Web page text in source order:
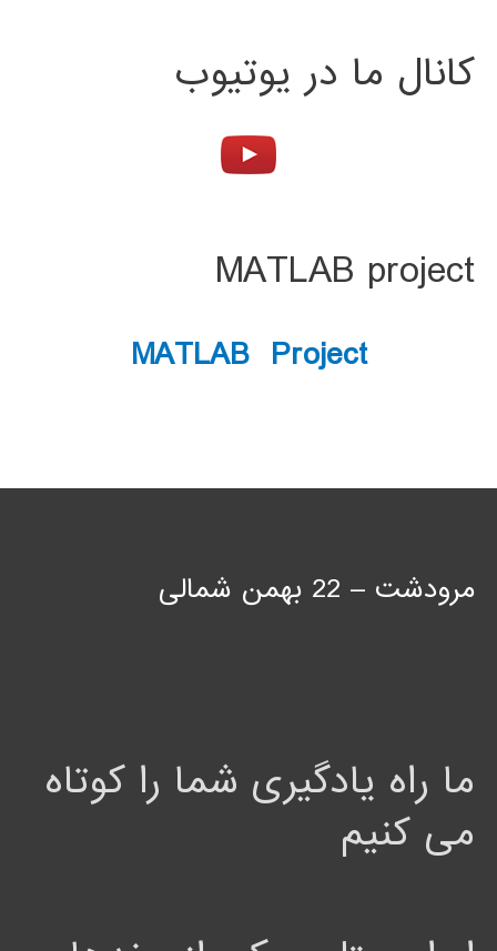
کانال ما در یوتیوب
MATLAB project
MATLAB Project
مرودشت – 22 بهمن شمالی
ما راه یادگیری شما را کوتاه
می کنیم